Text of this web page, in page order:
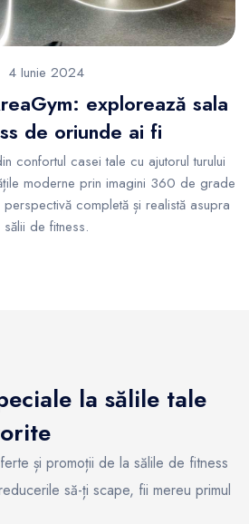
4 Iunie 2024
explorează sala
de oriunde ai fi
confortul casei tale cu ajutorul turului
moderne prin imagini 360 de grade
completă și realistă asupra
sălii de fitness.
la sălile tale
și promoții de la sălile de fitness
să-ți scape, fii mereu primul